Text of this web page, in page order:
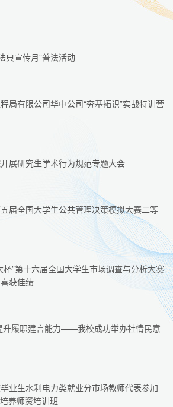
典宣传月”普法活动
局有限公司华中公司“夯基拓识”实战特训营
展研究生学术行为规范专题大会
届全国大学生公共管理决策模拟大赛二等
杯”第十六届全国大学生市场调查与分析大赛
获佳绩
升履职建言能力——我校成功举办社情民意
业生水利电力类就业分市场教师代表参加
养师资培训班